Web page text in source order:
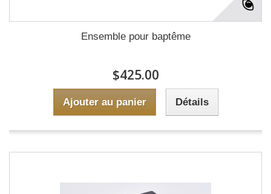
Ensemble pour baptême
$425.00
Ajouter au panier Détails